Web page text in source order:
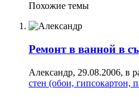
Похожие темы
Ремонт в ванной в
Александр, 29.08.2006, в
стен (обои, гипсокартон,